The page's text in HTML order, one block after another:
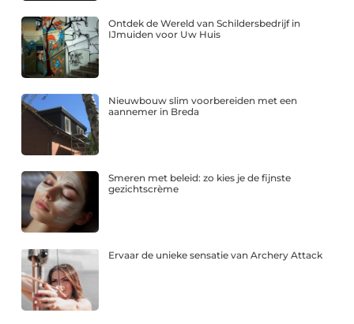
Ontdek de Wereld van Schildersbedrijf in
IJmuiden voor Uw Huis
Nieuwbouw slim voorbereiden met een
aannemer in Breda
Smeren met beleid: zo kies je de fijnste
gezichtscrème
Ervaar de unieke sensatie van Archery Attack